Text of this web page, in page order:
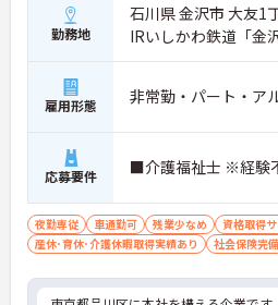
勤務地
石川県 金沢市 大友1
IRいしかわ鉄道「金
雇用形態 非常勤・パート・ア
応募要件 ■介護福祉士 ※経験
夜勤専従 車通勤可 残業少なめ 資格取得
産休･育休･介護休暇取得実績あり
社会保険完備